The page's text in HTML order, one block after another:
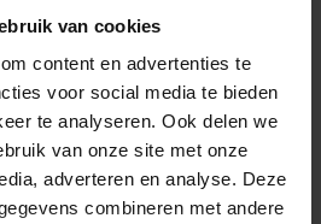
van cookies
content en advertenties te
voor social media te bieden
te analyseren. Ook delen we
van onze site met onze
adverteren en analyse. Deze
combineren met andere
u een eigen bestellijst maken.
om eenvoudig en snel producten
kunt u terugvinden in uw
uit voor uw administratie!